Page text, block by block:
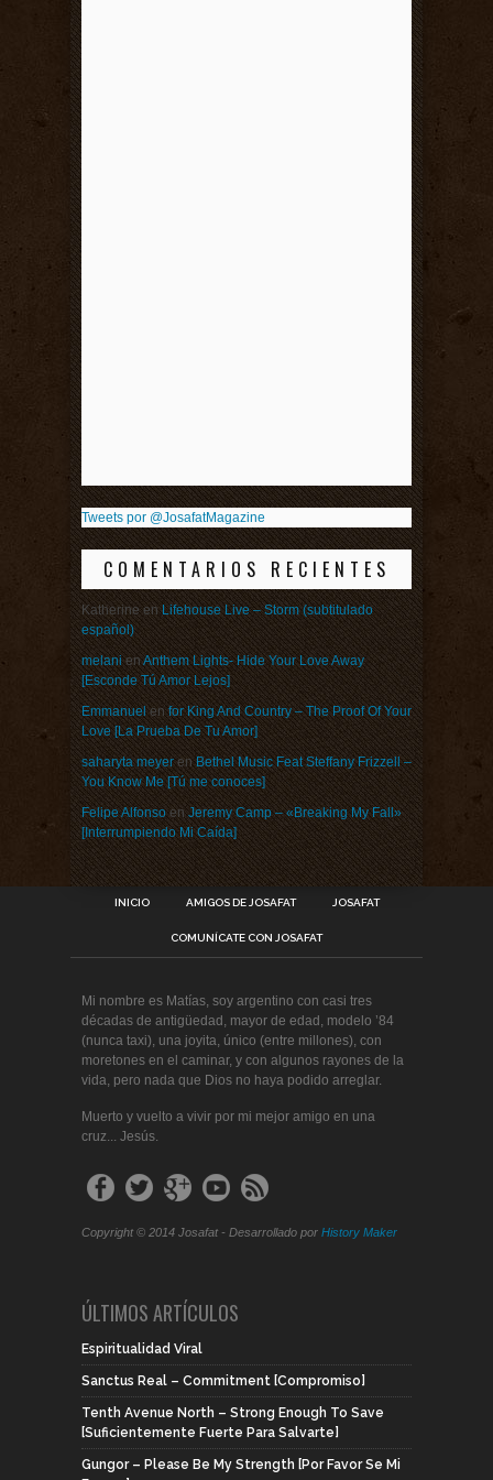
Tweets por @JosafatMagazine
COMENTARIOS RECIENTES
KatherineenLifehouse Live – Storm (subtitulado
español)
melanienAnthem Lights- Hide Your Love Away
[Esconde Tú Amor Lejos]
Emmanuelenfor King And Country – The Proof Of Your
Love [La Prueba De Tu Amor]
saharyta meyerenBethel Music Feat Steffany Frizzell –
You Know Me [Tú me conoces]
Felipe AlfonsoenJeremy Camp – «Breaking My Fall»
[Interrumpiendo Mi Caída]
INICIO AMIGOS DE JOSAFAT JOSAFAT
COMUNÍCATE CON JOSAFAT
Mi nombre es Matías, soy argentino con casi tres
décadas de antigüedad, mayor de edad, modelo ’84
(nunca taxi), una joyita, único (entre millones), con
moretones en el caminar, y con algunos rayones de la
vida, pero nada que Dios no haya podido arreglar.
Muerto y vuelto a vivir por mi mejor amigo en una
cruz... Jesús.
Copyright © 2014 Josafat - Desarrollado por History Maker
ÚLTIMOS ARTÍCULOS
Espiritualidad Viral
Sanctus Real – Commitment [Compromiso]
Tenth Avenue North – Strong Enough To Save
[Suficientemente Fuerte Para Salvarte]
Gungor – Please Be My Strength [Por Favor Se Mi